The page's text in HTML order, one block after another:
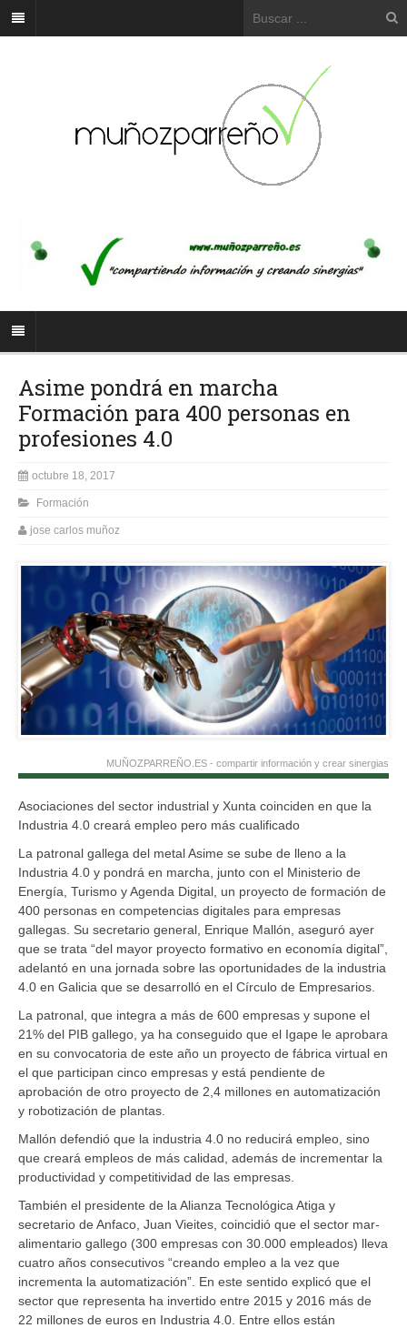
Asime pondrá en marcha
Formación para 400 personas en
profesiones 4.0
octubre 18, 2017
Formación
jose carlos muñoz
MUÑOZPARREÑO.ES - compartir información y crear sinergias
Asociaciones del sector industrial y Xunta coinciden en que la
Industria 4.0 creará empleo pero más cualificado
La patronal gallega del metal Asime se sube de lleno a la
Industria 4.0 y pondrá en marcha, junto con el Ministerio de
Energía, Turismo y Agenda Digital, un proyecto de formación de
400 personas en competencias digitales para empresas
gallegas. Su secretario general, Enrique Mallón, aseguró ayer
que se trata “del mayor proyecto formativo en economía digital”,
adelantó en una jornada sobre las oportunidades de la industria
4.0 en Galicia que se desarrolló en el Círculo de Empresarios.
La patronal, que integra a más de 600 empresas y supone el
21% del PIB gallego, ya ha conseguido que el Igape le aprobara
en su convocatoria de este año un proyecto de fábrica virtual en
el que participan cinco empresas y está pendiente de
aprobación de otro proyecto de 2,4 millones en automatización
y robotización de plantas.
Mallón defendió que la industria 4.0 no reducirá empleo, sino
que creará empleos de más calidad, además de incrementar la
productividad y competitividad de las empresas.
También el presidente de la Alianza Tecnológica Atiga y
secretario de Anfaco, Juan Vieites, coincidió que el sector mar-
alimentario gallego (300 empresas con 30.000 empleados) lleva
cuatro años consecutivos “creando empleo a la vez que
incrementa la automatización”. En este sentido explicó que el
sector que representa ha invertido entre 2015 y 2016 más de
22 millones de euros en Industria 4.0. Entre ellos están